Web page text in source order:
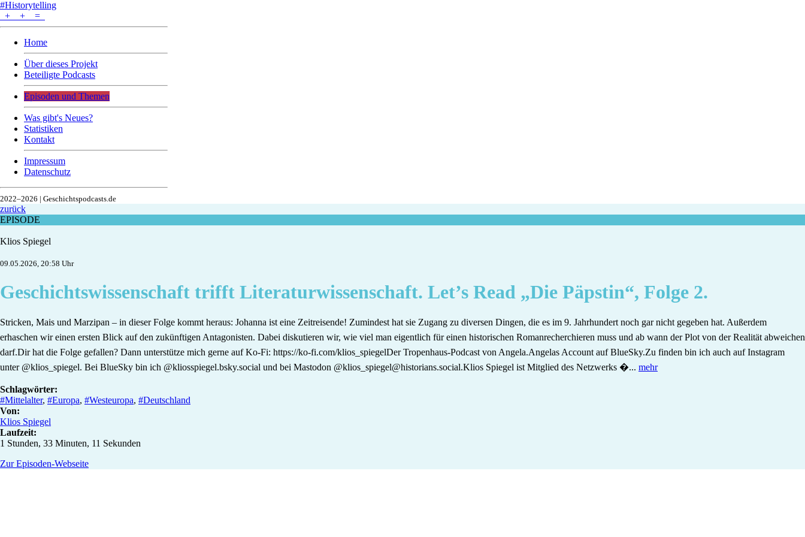
#Historytelling
+
+ =
Home
Über dieses Projekt
Beteiligte Podcasts
Episoden und Themen
Was gibt's Neues?
Statistiken
Kontakt
Impressum
Datenschutz
2022–2026 | Geschichtspodcasts.de
zurück
EPISODE
Klios Spiegel
09.05.2026, 20:58 Uhr
Geschichtswissenschaft trifft Literaturwissenschaft. Let’s Read „Die Päpstin“, Folge 2.
Stricken, Mais und Marzipan – in dieser Folge kommt heraus: Johanna ist eine Zeitreisende! Zumindest hat sie Zugang zu diversen Dingen, die es im 9. Jahrhundert noch gar nicht gegeben hat. Außerdem
erhaschen wir einen ersten Blick auf den zukünftigen Antagonisten. Dabei diskutieren wir, wie viel man eigentlich für einen historischen Romanrecherchieren muss und ab wann der Plot von der Realität abweichen
darf.Dir hat die Folge gefallen? Dann unterstütze mich gerne auf Ko-Fi: ⁠⁠⁠⁠⁠⁠⁠⁠⁠⁠⁠https://ko-fi.com/klios_spiegel⁠⁠⁠⁠⁠⁠⁠⁠⁠⁠⁠Der Tropenhaus-Podcast von Angela.⁠Angelas Account auf ⁠BlueSky⁠.Zu finden bin ich auch auf ⁠⁠⁠⁠Instagram
⁠⁠⁠⁠unter @klios_spiegel. Bei BlueSky bin ich⁠⁠⁠⁠ @kliosspiegel.bsky.social⁠⁠ und bei Mastodon @klios_spiegel@historians.social.Klios Spiegel ist Mitglied des Netzwerks ⁠⁠�... mehr
Schlagwörter:
#Mittelalter, #Europa, #Westeuropa, #Deutschland
Von:
Klios Spiegel
Laufzeit:
1 Stunden, 33 Minuten, 11 Sekunden
Zur Episoden-Webseite